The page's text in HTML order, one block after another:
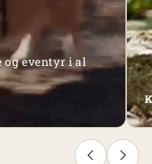
eventyr i al